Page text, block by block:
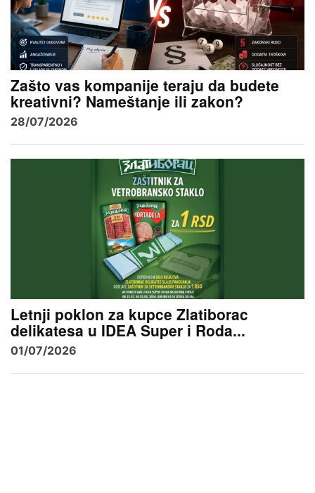
Zašto vas kompanije teraju da budete
kreativni? Nameštanje ili zakon?
28/07/2026
Letnji poklon za kupce Zlatiborac
delikatesa u IDEA Super i Roda...
01/07/2026